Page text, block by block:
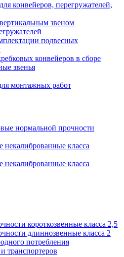
конвейеров, перегружателей,
звеном
подвесных
конвейеров в сборе
звенья
монтажных работ
нормальной прочности
класса
класса
короткозвенные класса 2,5
длиннозвенные класса 2
потребления
транспортеров